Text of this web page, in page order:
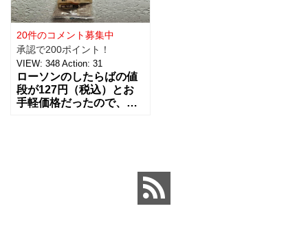
20件のコメント募集中
承認で200ポイント！
VIEW: 348 Action: 31
ローソンのしたらばの値
段が127円（税込）とお
手軽価格だったので、購